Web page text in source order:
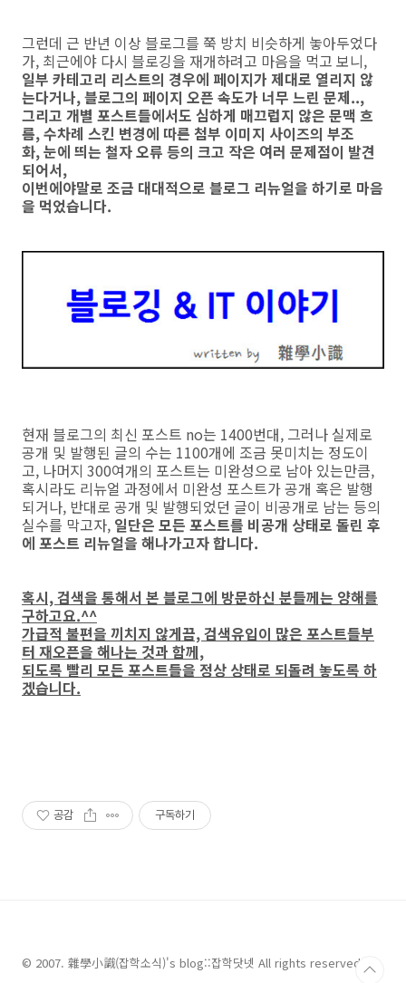
그런데 근 반년 이상 블로그를 쭉 방치 비슷하게 놓아두었다
가, 최근에야 다시 블로깅을 재개하려고 마음을 먹고 보니,
일부 카테고리 리스트의 경우에 페이지가 제대로 열리지 않
는다거나, 블로그의 페이지 오픈 속도가 너무 느린 문제..,
그리고 개별 포스트들에서도 심하게 매끄럽지 않은 문맥 흐
름, 수차례 스킨 변경에 따른 첨부 이미지 사이즈의 부조
화, 눈에 띄는 철자 오류 등의 크고 작은 여러 문제점이 발견
되어서,
이번에야말로 조금 대대적으로 블로그 리뉴얼을 하기로 마음
을 먹었습니다.
현재 블로그의 최신 포스트 no는 1400번대, 그러나 실제로
공개 및 발행된 글의 수는 1100개에 조금 못미치는 정도이
고, 나머지 300여개의 포스트는 미완성으로 남아 있는만큼,
혹시라도 리뉴얼 과정에서 미완성 포스트가 공개 혹은 발행
되거나, 반대로 공개 및 발행되었던 글이 비공개로 남는 등의
실수를 막고자, 일단은 모든 포스트를 비공개 상태로 돌린 후
에 포스트 리뉴얼을 해나가고자 합니다.
혹시, 검색을 통해서 본 블로그에 방문하신 분들께는 양해를
구하고요.^^
가급적 불편을 끼치지 않게끔, 검색유입이 많은 포스트들부
터 재오픈을 해나는 것과 함께,
되도록 빨리 모든 포스트들을 정상 상태로 되돌려 놓도록 하
겠습니다.
공감 구독하기
© 2007. 雜學小識(잡학소식)'s blog::잡학닷넷 All rights reserved.